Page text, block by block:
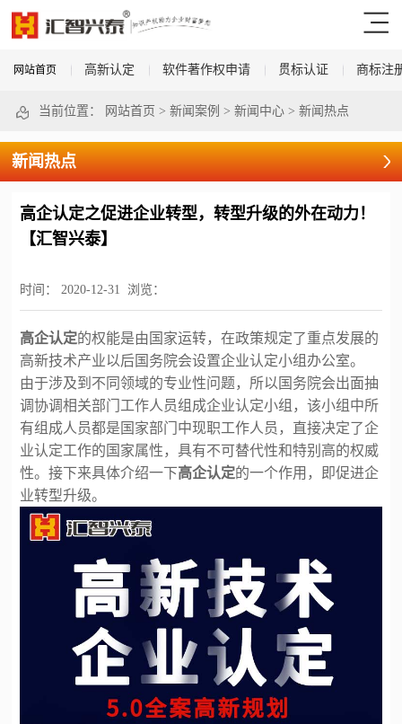
网站首页 高新认定 软件著作权申请 贯标认证 商标注
当前位置： 网站首页 > 新闻案例 > 新闻中心> 新闻热点
新闻热点
高企认定之促进企业转型，转型升级的外在动力！
【汇智兴泰】
时间： 2020-12-31 浏览：
高企认定的权能是由国家运转，在政策规定了重点发展的
高新技术产业以后国务院会设置企业认定小组办公室。
由于涉及到不同领域的专业性问题，所以国务院会出面抽
调协调相关部门工作人员组成企业认定小组，该小组中所
有组成人员都是国家部门中现职工作人员，直接决定了企
业认定工作的国家属性，具有不可替代性和特别高的权威
性。接下来具体介绍一下高企认定的一个作用，即促进企
业转型升级。